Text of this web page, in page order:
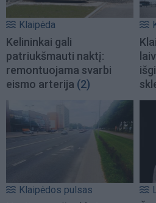
Klaipėda
Kelininkai gali
patriukšmauti naktį:
remontuojama svarbi
eismo arterija (2)
Klaipėdos pulsas